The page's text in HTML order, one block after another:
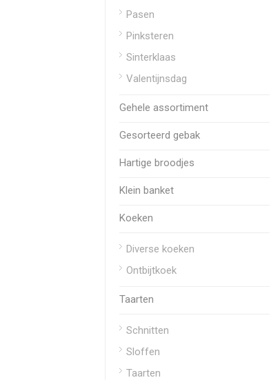
Pasen
Pinksteren
Sinterklaas
Valentijnsdag
Gehele assortiment
Gesorteerd gebak
Hartige broodjes
Klein banket
Koeken
Diverse koeken
Ontbijtkoek
Taarten
Schnitten
Sloffen
Taarten